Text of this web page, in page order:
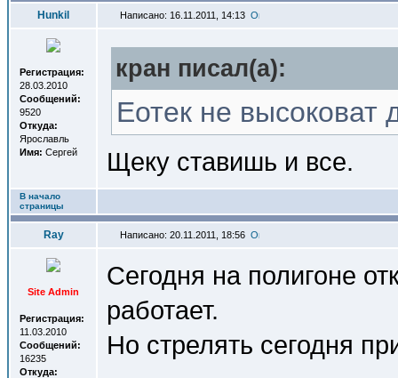
Hunkil Написано: 16.11.2011, 14:13
Регистрация:
28.03.2010
Сообщений:
9520
Откуда:
Ярославль
Имя: Сергей
кран писал(a):
Еотек не высоковат
Щеку ставишь и все.
В начало
страницы
Ray Написано: 20.11.2011, 18:56
Site Admin
Регистрация:
11.03.2010
Сообщений:
16235
Откуда:
Сегодня на полигоне
работает.
Но стрелять сегодня